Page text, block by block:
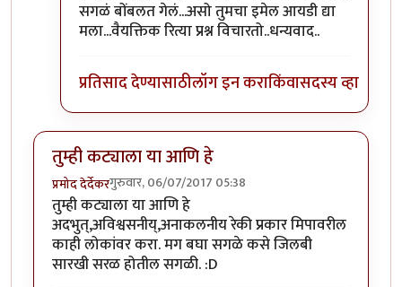
सगळं बोंबलत गेलं...असो तुमचा इमेल आयडी द्या
मला...वैयक्तिक रित्या प्रश्न विचारतो..धन्यवाद..
प्रतिसाद देण्यासाठीलॉग इन कराकिंवासदस्य व्हा
तुम्ही कट्याला या आणि हे
प्रमोद देर्देकरगुरुवार, 06/07/2017 05:38
तुम्ही कट्याला या आणि हे
अदभुत्,अविश्वसनीय्,अनाकलनीय रेकी प्रकार मिपावरील
काही लोकांवर करा. मग बघा सगळे कसे जिलबी
सारखी सरळ होतील सगळी. :D